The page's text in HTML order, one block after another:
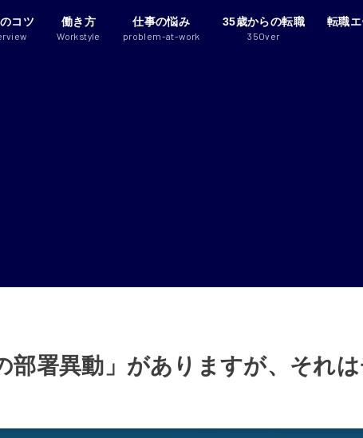
コツ 働き方
Workstyle
仕事の悩み
problem-at-work
35歳からの転職
35Over
転職
部署異動」がありますが、それは